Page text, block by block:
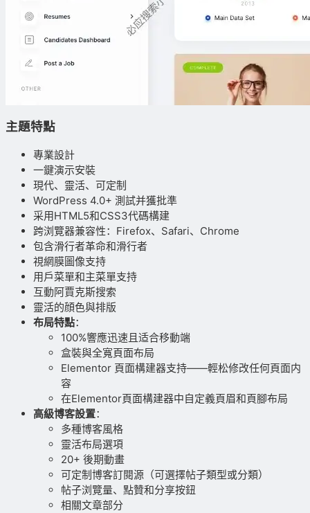
主題特點
專業設計
一鍵演示安裝
現代、靈活、可定制
WordPress 4.0+ 測試并獲批準
采用HTML5和CSS3代碼構建
跨浏覽器兼容性：Firefox、Safari、Chrome
包含滑行者革命和滑行者
視網膜圖像支持
用戶菜單和主菜單支持
互動阿賈克斯搜索
靈活的顔色與排版
布局特點：
100%響應迅速且适合移動端
盒裝與全寬頁面布局
Elementor 頁面構建器支持——輕松修改任何頁面内
容
在Elementor頁面構建器中自定義頁眉和頁腳布局
高級博客設置：
多種博客風格
靈活布局選項
20+ 後期動畫
可定制博客訂閱源（可選擇帖子類型或分類）
帖子浏覽量、點贊和分享按鈕
相關文章部分